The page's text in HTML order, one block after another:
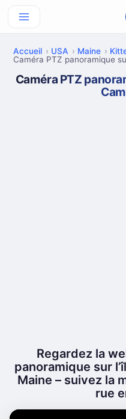
Accueil USA Maine
Caméra PTZ panoramique
Caméra PTZ
Regardez la
panoramique sur
Maine – suivez la
rue